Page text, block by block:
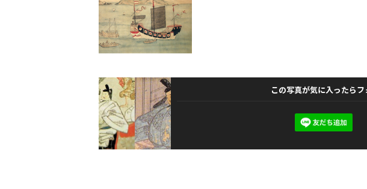
この写真が気に入ったらフ